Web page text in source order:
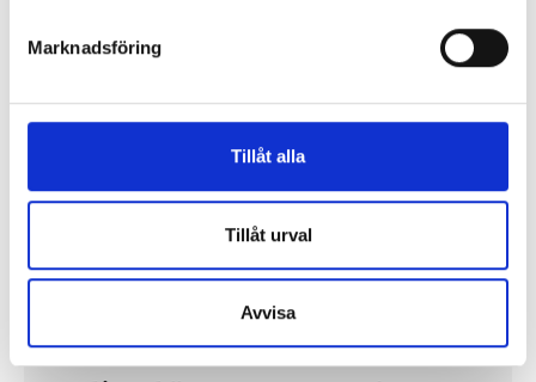
Marknadsföring
Tillåt alla
Tillåt urval
Avvisa
REPORTAGE